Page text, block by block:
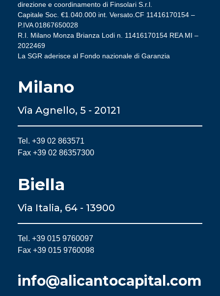
direzione e coordinamento di Finsolari S.r.l.
Capitale Soc. €1.040.000 int. Versato.CF 11416170154 –
P.IVA 01867650028
R.I. Milano Monza Brianza Lodi n. 11416170154 REA MI –
2022469
La SGR aderisce al Fondo nazionale di Garanzia
Milano
Via Agnello, 5 - 20121
Tel. +39 02 863571
Fax +39 02 86357300
Biella
Via Italia, 64 - 13900
Tel. +39 015 9760097
Fax +39 015 9760098
info@alicantocapital.com